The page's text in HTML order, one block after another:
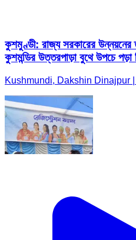
কুশমুণ্ডী: রাজ্য সরকারের উন্নয়নের
কুশমন্ডির উত্তরপাড়া বুথে উপচে পড়া
Kushmundi, Dakshin Dinajpur